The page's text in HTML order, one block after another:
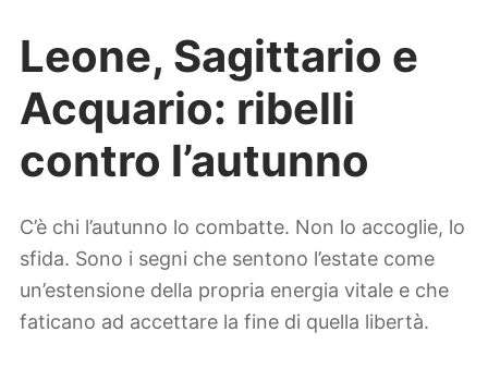
Leone, Sagittario e
Acquario: ribelli
contro l’autunno
C’è chi l’autunno lo combatte. Non lo accoglie, lo
sfida. Sono i segni che sentono l’estate come
un’estensione della propria energia vitale e che
faticano ad accettare la fine di quella libertà.